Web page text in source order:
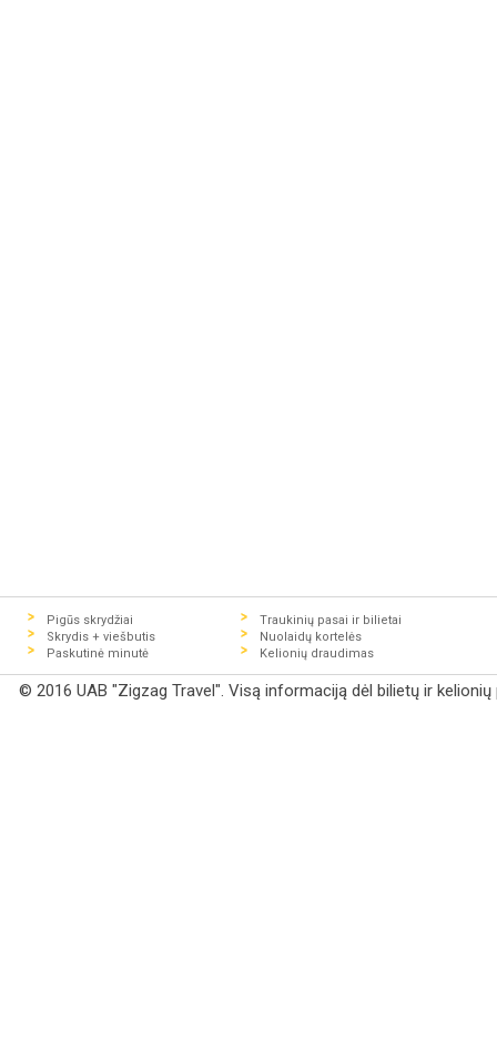
Pigūs skrydžiai
Skrydis + viešbutis
Paskutinė minutė
Traukinių pasai ir bilietai
Nuolaidų kortelės
Kelionių draudimas
© 2016 UAB "Zigzag Travel". Visą informaciją dėl bilietų ir